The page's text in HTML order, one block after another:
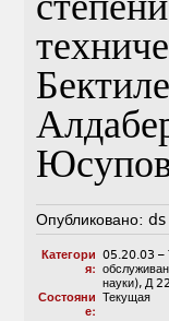
Опубликовано: ds
Категори
я:
05.20.03 –
науки), Д
Состояни
е:
Текущая